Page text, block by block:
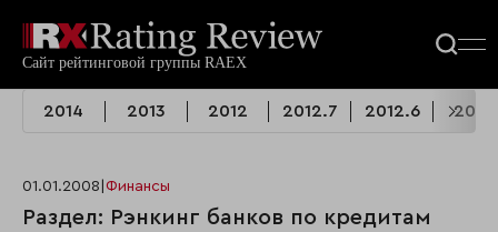
2014 2013 2012 2012.7 2012.6 2010
01.01.2008 Финансы
Раздел: Рэнкинг банков по кредитам